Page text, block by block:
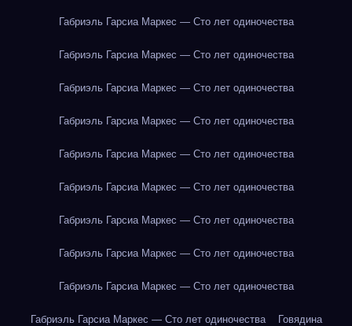
Габриэль Гарсиа Маркес — Сто лет одиночества
Габриэль Гарсиа Маркес — Сто лет одиночества
Габриэль Гарсиа Маркес — Сто лет одиночества
Габриэль Гарсиа Маркес — Сто лет одиночества
Габриэль Гарсиа Маркес — Сто лет одиночества
Габриэль Гарсиа Маркес — Сто лет одиночества
Габриэль Гарсиа Маркес — Сто лет одиночества
Габриэль Гарсиа Маркес — Сто лет одиночества
Габриэль Гарсиа Маркес — Сто лет одиночества
Габриэль Гарсиа Маркес — Сто лет одиночества Говядина